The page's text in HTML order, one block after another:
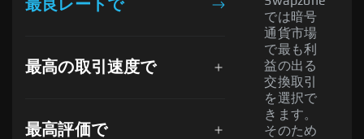
最良レートで
最高の取引速度で
最高評価で
では暗号
通貨市場
で最も利
益の出る
交換取引
を選択で
きます。
そのため